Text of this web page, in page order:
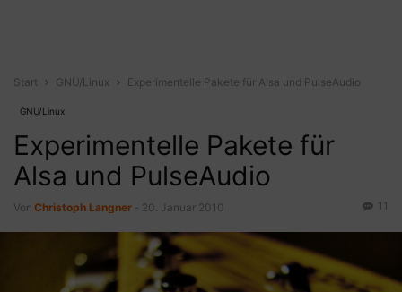
Start GNU/Linux Experimentelle Pakete für Alsa und PulseAudio
GNU/Linux
Experimentelle Pakete für
Alsa und PulseAudio
Von Christoph Langner 20. Januar 2010 11